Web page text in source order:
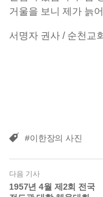
거울을 보니 제가 늙
서명자 권사 / 순천교회
#이한장의 사진
다음 기사
1957년 4월 제2회 전국